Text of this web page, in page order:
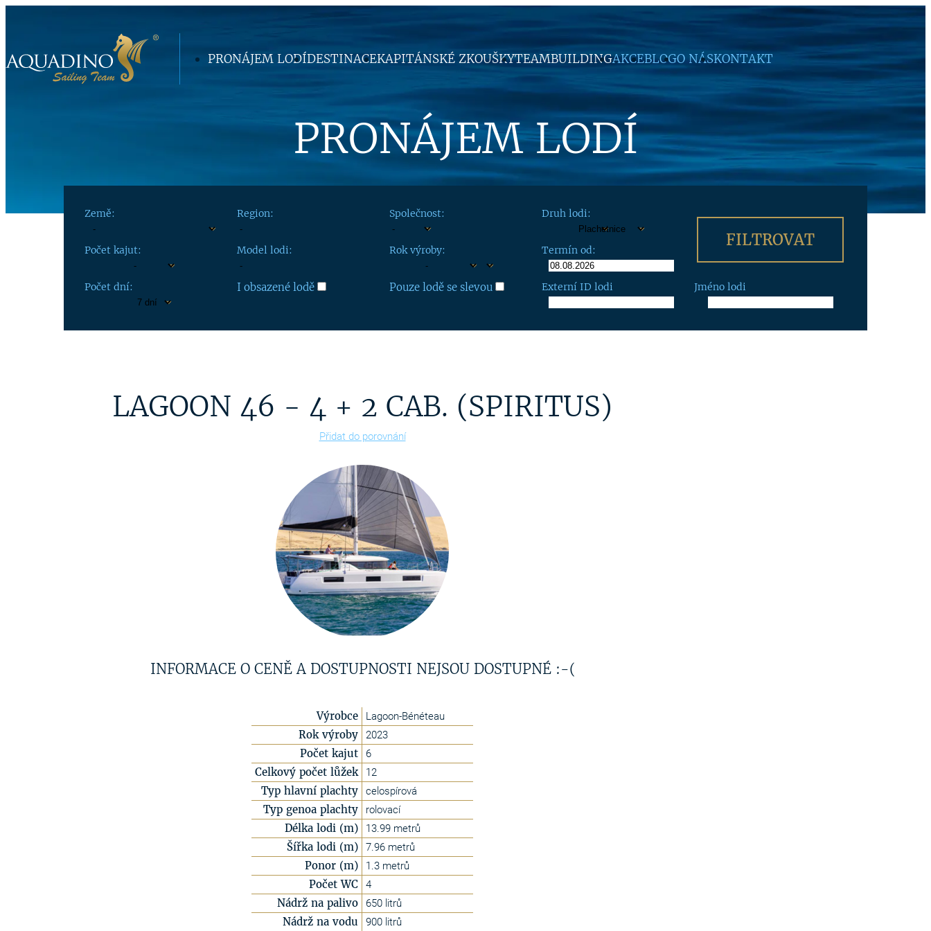
PRONÁJEM LODÍDESTINACEKAPITÁNSKÉ ZKOUŠKYTEAMBUILDINGAKCEBLOGO NÁSKONTAKT
PRONÁJEM LODÍ
Země: Region: Společnost: Druh lodi:
Počet kajut: Model lodi: Rok výroby: Termín od:
Počet dní: I obsazené lodě Pouze lodě se slevou Externí ID lodi Jméno lodi
LAGOON 46 - 4 + 2 CAB. (SPIRITUS)
Přidat do porovnání
INFORMACE O CENĚ A DOSTUPNOSTI NEJSOU DOSTUPNÉ :-(
Výrobce Lagoon-Bénéteau
Rok výroby 2023
Počet kajut 6
Celkový počet lůžek 12
Typ hlavní plachty celospírová
Typ genoa plachty rolovací
Délka lodi (m) 13.99 metrů
Šířka lodi (m) 7.96 metrů
Ponor (m) 1.3 metrů
Počet WC 4
Nádrž na palivo 650 litrů
Nádrž na vodu 900 litrů